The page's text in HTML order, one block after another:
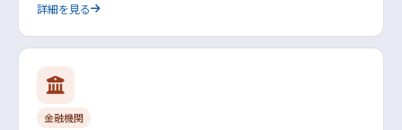
詳細を見る
金融機関